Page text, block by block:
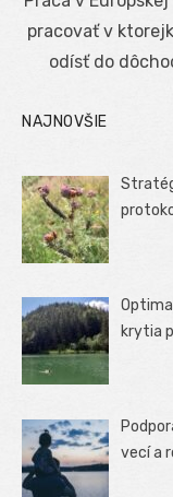
pracovať v
odísť do
NAJNOVŠIE
krytia
vecí a